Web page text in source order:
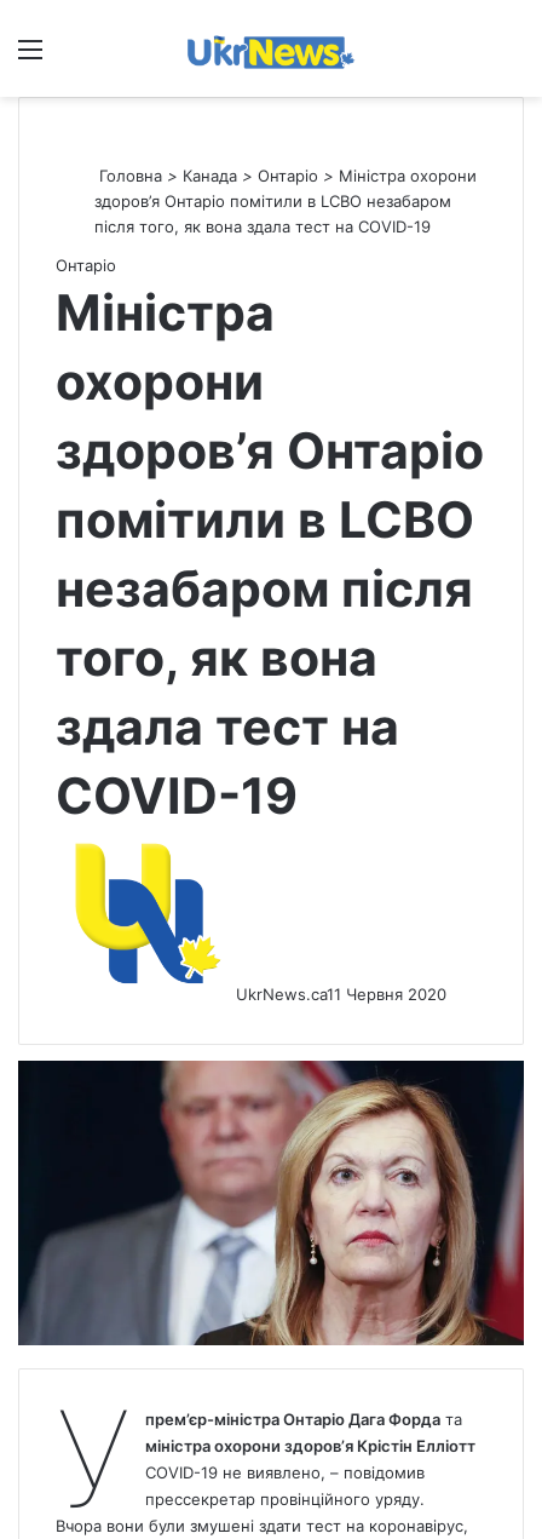
Меню
Головна > Канада > Онтаріо > Міністра охорони
здоров’я Онтаріо помітили в LCBO незабаром
після того, як вона здала тест на COVID-19
Онтаріо
Міністра
охорони
здоров’я Онтаріо
помітили в LCBO
незабаром після
того, як вона
здала тест на
COVID-19
UkrNews.ca11 Червня 2020
У прем’єр-міністра Онтаріо Дага Фордата
міністра охорони здоров’я Крістін Елліотт
COVID-19 не виявлено, – повідомив
прессекретар провінційного уряду.
Вчора вони були змушені здати тест на коронавірус,